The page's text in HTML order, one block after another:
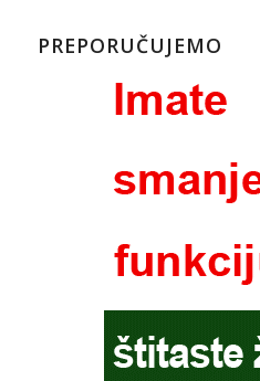
PREPORUČUJEMO